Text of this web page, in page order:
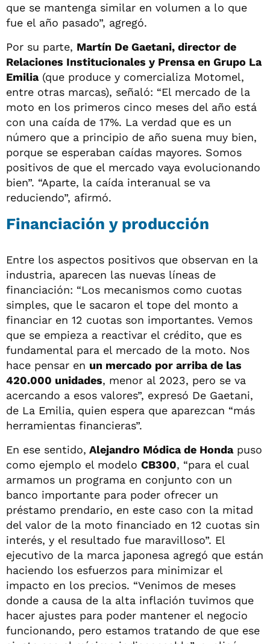
que se mantenga similar en volumen a lo que
fue el año pasado”, agregó.
Por su parte, Martín De Gaetani, director de
Relaciones Institucionales y Prensa en Grupo La
Emilia(que produce y comercializa Motomel,
entre otras marcas), señaló: “El mercado de la
moto en los primeros cinco meses del año está
con una caída de 17%. La verdad que es un
número que a principio de año suena muy bien,
porque se esperaban caídas mayores. Somos
positivos de que el mercado vaya evolucionando
bien”. “Aparte, la caída interanual se va
reduciendo”, afirmó.
Financiación y producción
Entre los aspectos positivos que observan en la
industria, aparecen las nuevas líneas de
financiación: “Los mecanismos como cuotas
simples, que le sacaron el tope del monto a
financiar en 12 cuotas son importantes. Vemos
que se empieza a reactivar el crédito, que es
fundamental para el mercado de la moto. Nos
hace pensar en un mercado por arriba de las
420.000 unidades, menor al 2023, pero se va
acercando a esos valores”, expresó De Gaetani,
de La Emilia, quien espera que aparezcan “más
herramientas financieras”.
En ese sentido, Alejandro Módica de Hondapuso
como ejemplo el modelo CB300, “para el cual
armamos un programa en conjunto con un
banco importante para poder ofrecer un
préstamo prendario, en este caso con la mitad
del valor de la moto financiado en 12 cuotas sin
interés, y el resultado fue maravilloso”. El
ejecutivo de la marca japonesa agregó que están
haciendo los esfuerzos para minimizar el
impacto en los precios. “Venimos de meses
donde a causa de la alta inflación tuvimos que
hacer ajustes para poder mantener el negocio
funcionando, pero estamos tratando de que ese